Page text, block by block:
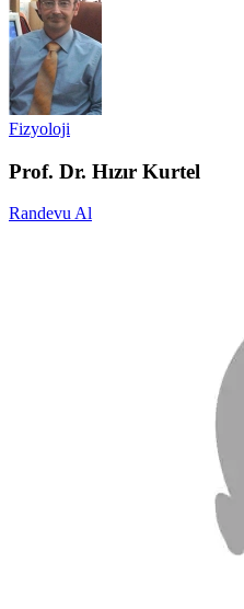
Fizyoloji
Prof. Dr. Hızır Kurtel
Randevu Al